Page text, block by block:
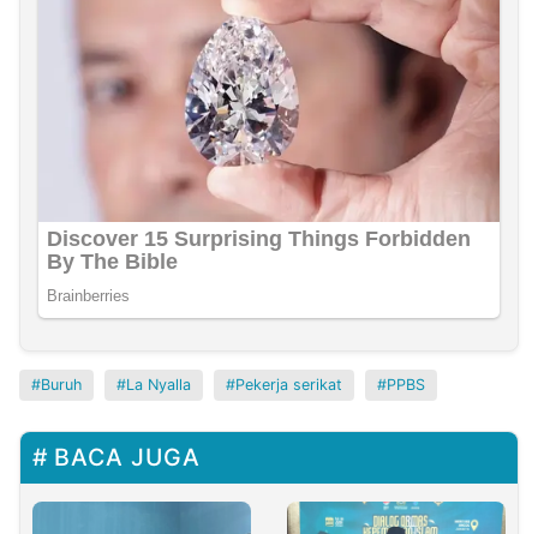
Buruh La Nyalla Pekerja serikat PPBS
BACA JUGA